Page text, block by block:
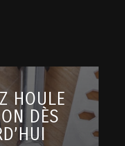
HOULE
DÈS